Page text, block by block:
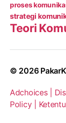
proses
strategi
Teori
© 2026
Adchoices |
Policy |